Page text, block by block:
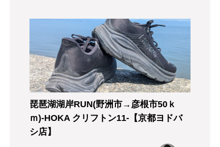
琵琶湖湖岸RUN(野洲市→彦根市50ｋ
ｍ)-HOKA クリフトン11-【京都ヨドバ
シ店】